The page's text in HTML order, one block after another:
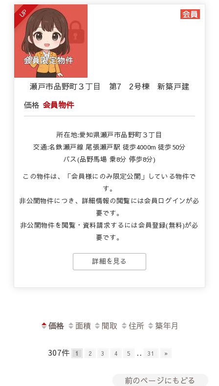
UP
瀬戸市品野町３丁目 第7 2号棟 新築戸建
価格 会員物件
所在地:愛知県瀬戸市品野町３丁目
交通:名鉄瀬戸線 尾張瀬戸駅 徒歩4000m 徒歩50分
バス(品野馬場 乗8分 停歩8分)
この物件は、「会員様にのみ限定公開」している物件で
す。
非公開物件につき、詳細情報の閲覧には会員ログインが必
要です。
非公開物件を閲覧・資料請求するには会員登録(無料)が必
要です。
詳細を見る
価格 面積 間取 住所 築年月
307件 1 2 3 4 5 .. 31 »
前のページにもどる